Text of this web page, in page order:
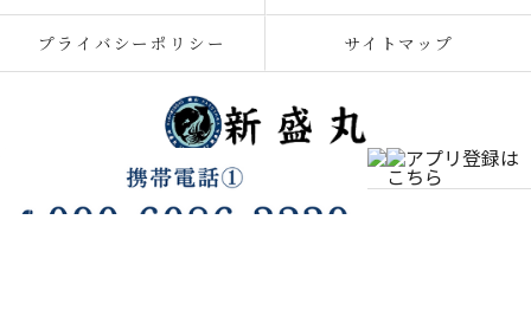
プライバシーポリシー サイトマップ
© 2026 千葉の釣り船なら新盛丸 ALL RIGHTS RESERVED.